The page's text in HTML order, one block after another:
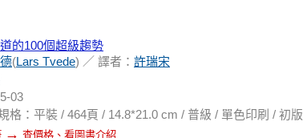
的100個超級趨勢
(Lars Tvede) ／ 譯者： 許瑞宋
03
：平裝 / 464頁 / 14.8*21.0 cm / 普級 / 單色印刷 / 初版
→ 查價格、看圖書介紹